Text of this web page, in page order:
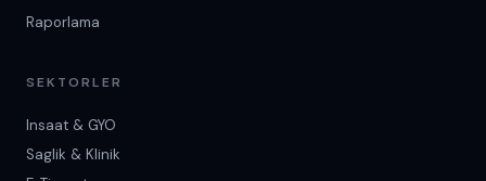
Raporlama
SEKTORLER
Insaat & GYO
Saglik & Klinik